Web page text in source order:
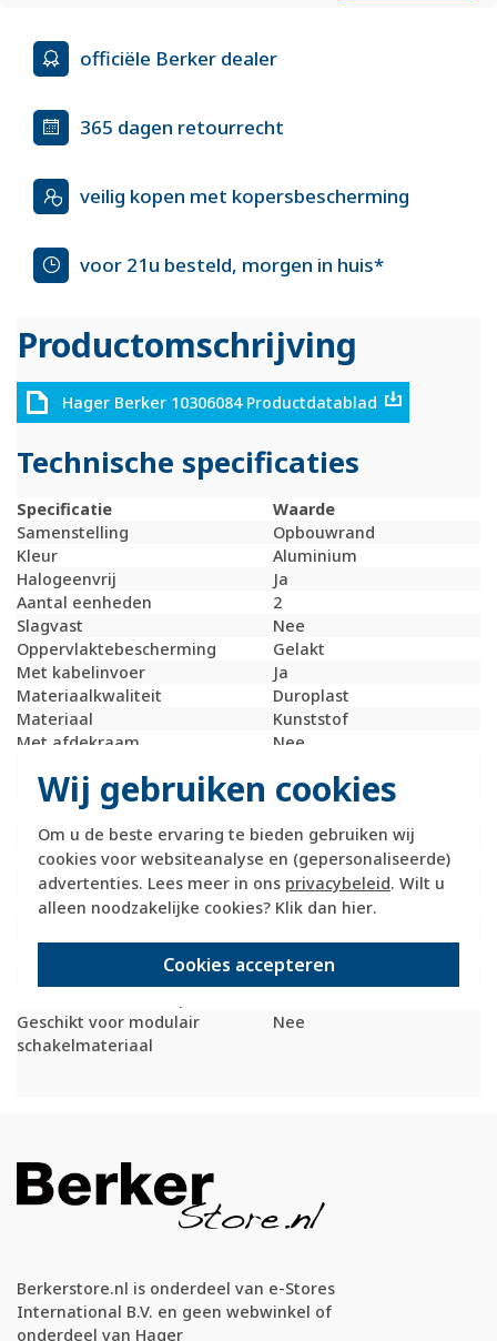
Wij gebruiken cookies
Om u de beste ervaring te bieden gebruiken wij
cookies voor websiteanalyse en (gepersonaliseerde)
advertenties. Lees meer in ons privacybeleid. Wilt u
alleen noodzakelijke cookies? Klik dan hier.
Cookies accepteren
officiële Berker dealer
365 dagen retourrecht
veilig kopen met kopersbescherming
voor 21u besteld, morgen in huis*
Productomschrijving
Hager Berker 10306084 Productdatablad
Technische specificaties
Specificatie
Waarde
Samenstelling
Opbouwrand
Kleur
Aluminium
Halogeenvrij
Ja
Aantal eenheden
2
Slagvast
Nee
Oppervlaktebescherming
Gelakt
Met kabelinvoer
Ja
Materiaalkwaliteit
Duroplast
Materiaal
Kunststof
Met afdekraam
Nee
verticaal
RAL-nummer (vergelijkbaar)
Beschermingsgraad (IP)
IP20
Transparant
Nee
Uitvoering oppervlakte
Mat
Met wartelinvoering
Nee
Schakelmateriaalhoogte
85 Millimeter (mm)
Geschikt voor modulair
schakelmateriaal
Nee
Berkerstore.nl is onderdeel van e-Stores
International B.V. en geen webwinkel of
onderdeel van Hager